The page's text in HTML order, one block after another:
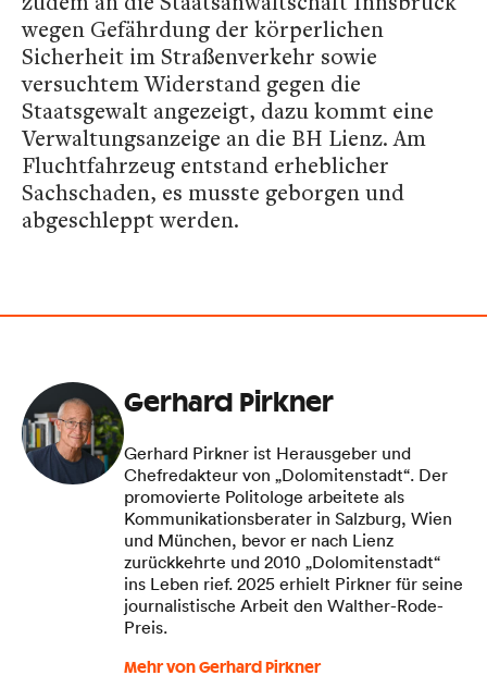
wegen Gefährdung der körperlichen
Sicherheit im Straßenverkehr sowie
versuchtem Widerstand gegen die
Staatsgewalt angezeigt, dazu kommt eine
Verwaltungsanzeige an die BH Lienz. Am
Fluchtfahrzeug entstand erheblicher
Sachschaden, es musste geborgen und
abgeschleppt werden.
Gerhard Pirkner
Gerhard Pirkner ist Herausgeber und
Chefredakteur von „Dolomitenstadt“. Der
promovierte Politologe arbeitete als
Kommunikationsberater in Salzburg, Wien
und München, bevor er nach Lienz
zurückkehrte und 2010 „Dolomitenstadt“
ins Leben rief. 2025 erhielt Pirkner für seine
journalistische Arbeit den Walther-Rode-
Preis.
Mehr von Gerhard Pirkner